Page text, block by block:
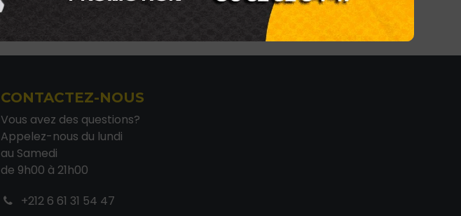
CONTACTEZ-NOUS
Vous avez des questions?
Appelez-nous du lundi
au Samedi
de 9h00 à 21h00
+212 6 61 31 54 47